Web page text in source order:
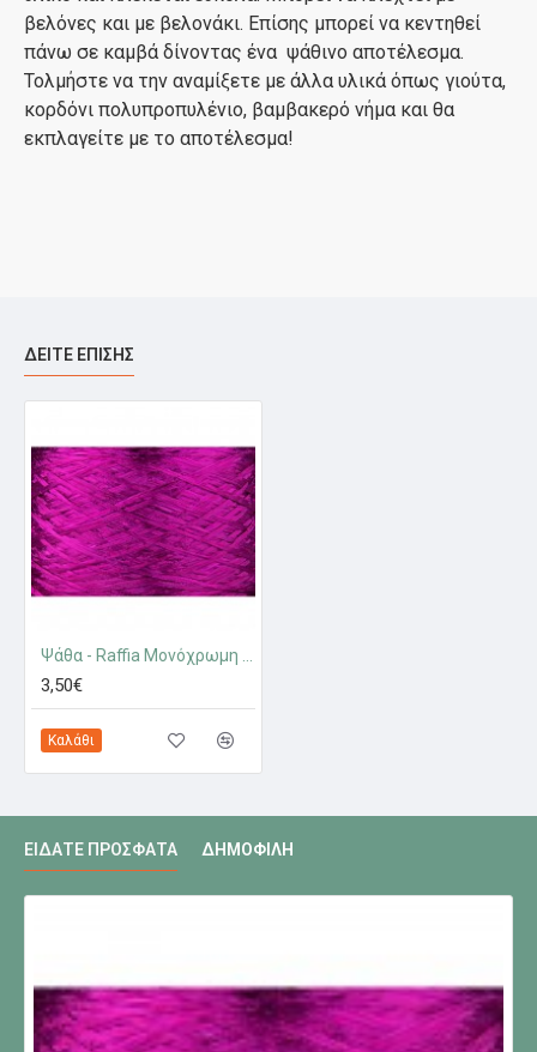
βελόνες και με βελονάκι. Επίσης μπορεί να κεντηθεί
πάνω σε καμβά δίνοντας ένα ψάθινο αποτέλεσμα.
Τολμήστε να την αναμίξετε με άλλα υλικά όπως γιούτα,
κορδόνι πολυπροπυλένιο, βαμβακερό νήμα και θα
εκπλαγείτε με το αποτέλεσμα!
ΔΕΊΤΕ ΕΠΊΣΗΣ
Ψάθα - Raffia Μονόχρωμη Γυαλιστερή
3,50€
Καλάθι
ΕΊΔΑΤΕ ΠΡΌΣΦΑΤΑ ΔΗΜΟΦΙΛΉ